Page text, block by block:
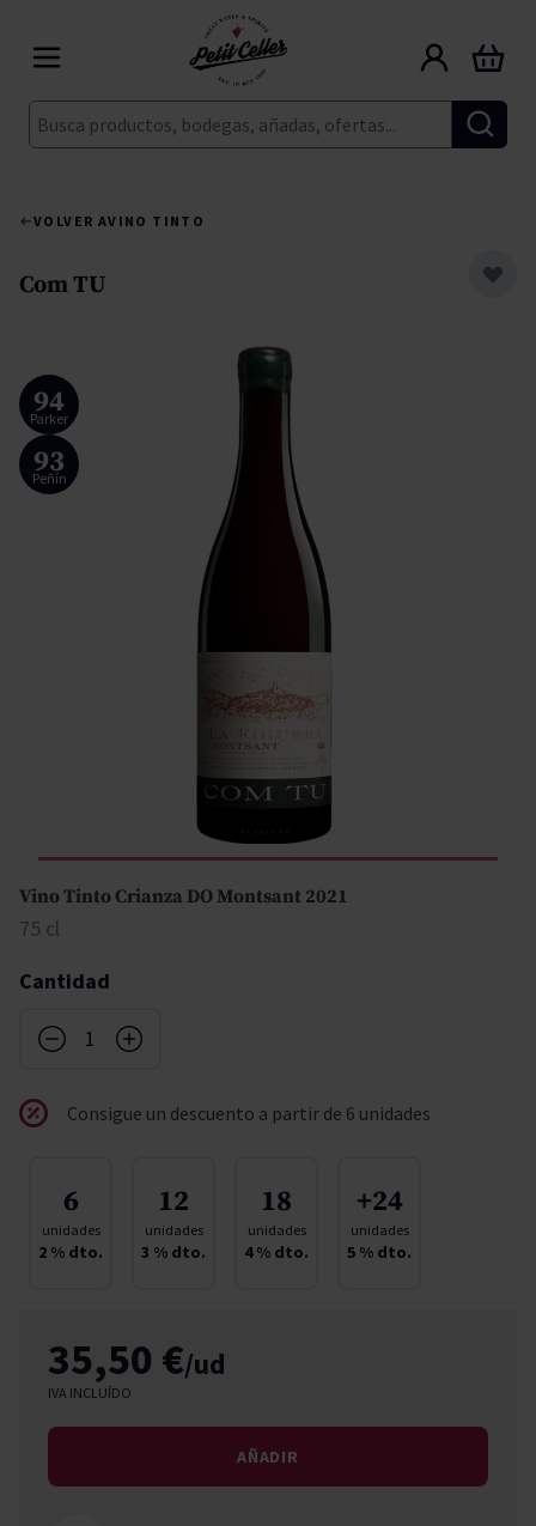
Buscar
Carrito
VOLVER AVINO TINTO
Com TU
Parker
94
Peñín
93
Vino Tinto Crianza DO Montsant 2021
75 cl
Cantidad
Consigue un descuento a partir de 6 unidades
6
unidades
2 % dto.
12
unidades
3 % dto.
18
unidades
4% dto.
+24
unidades
5 % dto.
35,50 €/ud
IVA INCLUÍDO
AÑADIR